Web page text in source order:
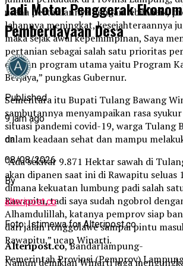
usaha pertaniannya dengan lebih baik,
lahannya meningkat, kesejahteraannya
maka sejak awal kepemimpinan, Saya
pertanian sebagai salah satu prioritas
dengan program utama yaitu Program
Berjaya,” pungkas Gubernur.
Sementara itu Bupati Tulang Bawang
sambutannya menyampaikan rasa
situasi pandemi covid-19, warga Tulang
dalam keadaan sehat dan mampu
“Ada sekitar 9.871 Hektar sawah di
akan dipanen saat ini di Rawapitu seluas
dimana kekuatan lumbung padi salah
Rawapitu, tadi saya sudah ngobrol
Alhamdulillah, katanya pemprov siap
dari jalan ronggolawe sampai pintu
Rawapitu,” ucap Winarti.
Namun demikian Winarti juga
Jadi Motor Penggerak
Pemberdayaan Desa
Published
9 jam ago
on
08/08/2026
By
alteripost.co
Foto: Istimewa for Alteripost.co
Alteripost.co, Bandarlampung-
Pemerintah Provinsi (Pemprov)